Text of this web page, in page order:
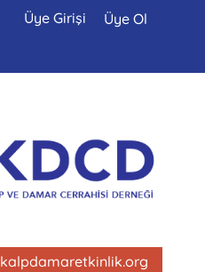
Üye Girişi Üye Ol
kalpdamaretkinlik.org